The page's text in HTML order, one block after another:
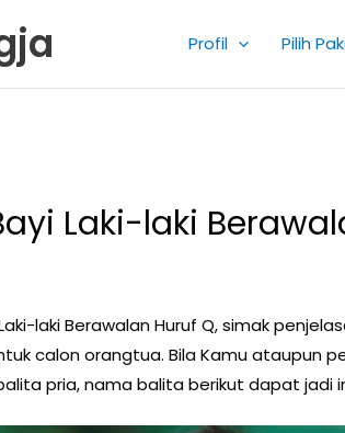
Profil Pilih
Laki-laki
laki Berawalan Huruf Q, simak
calon orangtua. Bila Kamu ataupun
pria, nama balita berikut dapat jadi